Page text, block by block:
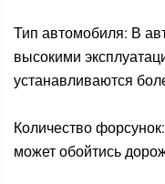
Тип автомобиля: В
высокими
устанавливаются
Количество
может обойтись